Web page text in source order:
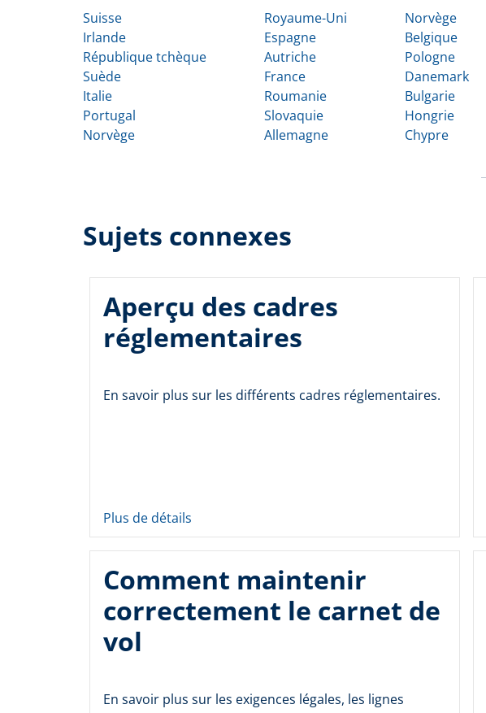
Suisse
Irlande
République tchèque
Suède
Italie
Portugal
Norvège
Royaume-Uni
Espagne
Autriche
France
Roumanie
Slovaquie
Allemagne
Norvège
Belgique
Pologne
Danemark
Bulgarie
Hongrie
Chypre
Sujets connexes
Aperçu des cadres
réglementaires
En savoir plus sur les différents cadres réglementaires.
Plus de détails
Comment maintenir
correctement le carnet de
vol
En savoir plus sur les exigences légales, les lignes